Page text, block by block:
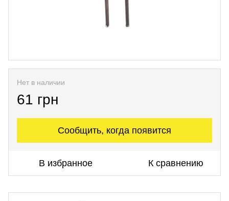
Нет в наличии
61 грн
Сообщить, когда появится
В избранное К сравнению